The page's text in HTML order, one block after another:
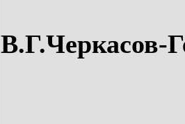
В.Г.Черкасов-